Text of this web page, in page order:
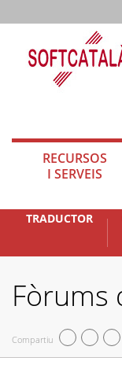
RECURSOS
I SERVEIS
TRADUCTOR
Fòrums
Compartiu